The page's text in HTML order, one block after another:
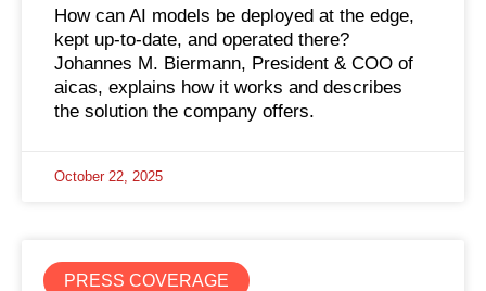
How can AI models be deployed at the edge,
kept up-to-date, and operated there?
Johannes M. Biermann, President & COO of
aicas, explains how it works and describes
the solution the company offers.
October 22, 2025
PRESS COVERAGE